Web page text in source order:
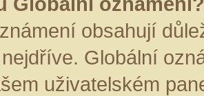
obsahují
Globální
uživatelském